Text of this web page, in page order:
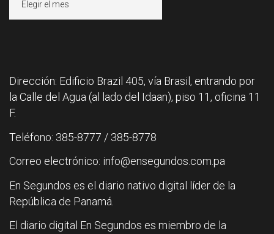
Dirección: Edificio Brazil 405, vía Brasil, entrando por
la Calle del Agua (al lado del Idaan), piso 11, oficina 11
F.
Teléfono: 385-8777 / 385-8778
Correo electrónico: info@ensegundos.com.pa
En Segundos es el diario nativo digital líder de la
República de Panamá.
El diario digital En Segundos es miembro de la